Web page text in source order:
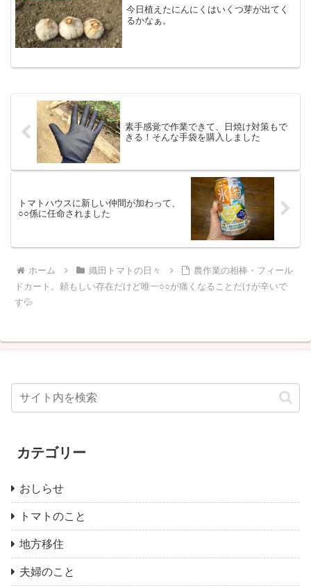
今日植えたにんにくはいくつ芽が出てく
るかなぁ。
素手感覚で作業できて、日焼け対策もで
きる！そんな手袋を購入しました
トマトハウスに新しい仲間が加わって、
○○係に任命されました
ホーム 織田トマトの日々
農作業の相棒・フィール
ドカート。頼もしい存在だけど唯一○○が痛くなることだけが辛いで
す💦
カテゴリー
おしらせ
トマトのこと
地方移住
夫婦のこと